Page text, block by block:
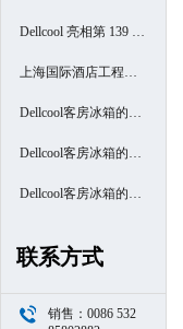
Dellcool 亮相第 139 届
广交会
上海国际酒店工程设
计与用品博览会
Dellcool客房冰箱的高
端酒店之旅- 厦门南洋
万怡酒店
Dellcool客房冰箱的高
端酒店之旅- 西安高新
Dellcool客房冰箱的高
联系方式
销售：0086 532